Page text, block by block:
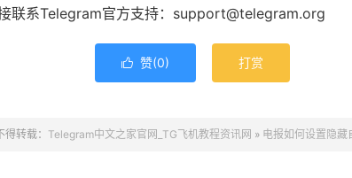
联系Telegram官方支持： support@telegram.org
 赞(0) 打赏
转载： Telegram中文之家官网_TG飞机教程资讯网 » 电报如何设置隐藏